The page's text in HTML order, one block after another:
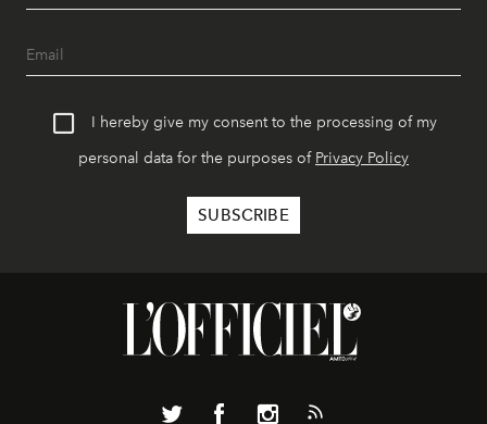
I hereby give my consent to the processing of my
personal data for the purposes of Privacy Policy